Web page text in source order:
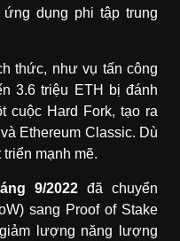
dụng phi tập trung
thức, như vụ tấn công
3.6 triệu ETH bị đánh
cuộc Hard Fork, tạo ra
Ethereum Classic. Dù
mạnh mẽ.
9/2022đã chuyển
sang Proof of Stake
lượng năng lượng